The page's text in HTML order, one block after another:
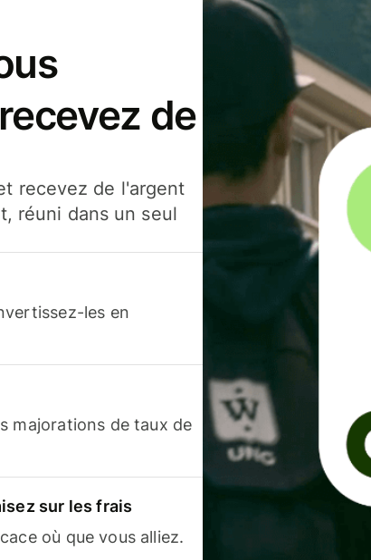
de
recevez de l'argent
réuni dans un seul
les en
majorations de taux de
sur les frais
où que vous alliez.